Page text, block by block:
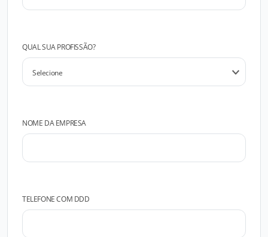
QUAL SUA PROFISSÃO?
NOME DA EMPRESA
TELEFONE COM DDD